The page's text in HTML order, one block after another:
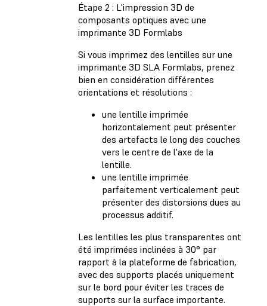
Étape 2 : L'impression 3D de
composants optiques avec une
imprimante 3D Formlabs
Si vous imprimez des lentilles sur une
imprimante 3D SLA Formlabs, prenez
bien en considération différentes
orientations et résolutions :
une lentille imprimée
horizontalement peut présenter
des artefacts le long des couches
vers le centre de l'axe de la
lentille.
une lentille imprimée
parfaitement verticalement peut
présenter des distorsions dues au
processus additif.
Les lentilles les plus transparentes ont
été imprimées inclinées à 30° par
rapport à la plateforme de fabrication,
avec des supports placés uniquement
sur le bord pour éviter les traces de
supports sur la surface importante.